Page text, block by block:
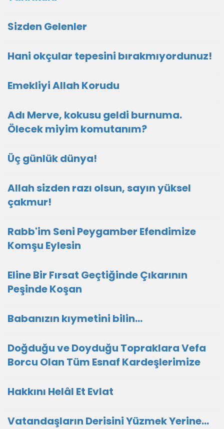
Sizden Gelenler
Hani okçular tepesini bırakmıyordunuz!
Emekliyi Allah Korudu
Adı Merve, kokusu geldi burnuma.
Ölecek miyim komutanım?
Üç günlük dünya!
Allah sizden razı olsun, sayın yüksel
çakmur!
Rabb'im Seni Peygamber Efendimize
Komşu Eylesin
Eline Bir Fırsat Geçtiğinde Çıkarının
Peşinde Koşan
Babanızın kıymetini bilin...
Doğduğu ve Doyduğu Topraklara Vefa
Borcu Olan Tüm Esnaf Kardeşlerimize
Hakkını Helâl Et Evlat
Vatandaşların Derisini Yüzmek Yerine…